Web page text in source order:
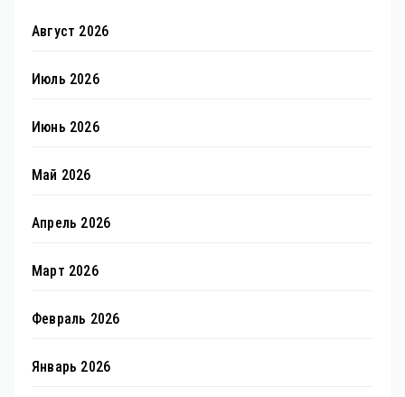
Август 2026
Июль 2026
Июнь 2026
Май 2026
Апрель 2026
Март 2026
Февраль 2026
Январь 2026